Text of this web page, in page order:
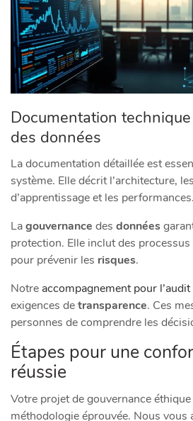
Documentation
des données
La documentation détaillée est
système. Elle décrit l’architecture,
d’apprentissage et les performances.
Lagouvernance des données
protection. Elle inclut des processus
pour prévenir les risques.
Notre accompagnement pour l’audit
exigences detransparence. Ces
personnes de comprendre les
Étapes pour une
réussie
Votre projet de gouvernance
méthodologie éprouvée. Nous vous